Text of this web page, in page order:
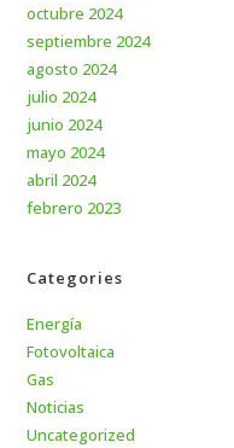
octubre 2024
septiembre 2024
agosto 2024
julio 2024
junio 2024
mayo 2024
abril 2024
febrero 2023
Categories
Energía
Fotovoltaica
Gas
Noticias
Uncategorized